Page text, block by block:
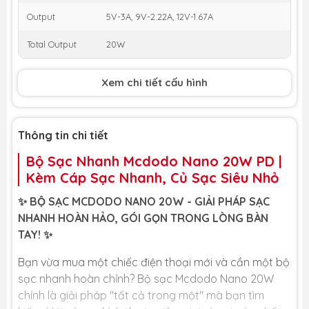
Output 5V-3A, 9V-2.22A, 12V-1.67A
Total Output 20W
Xem chi tiết cấu hình
Thông tin chi tiết
Bộ Sạc Nhanh Mcdodo Nano 20W PD |
Kèm Cáp Sạc Nhanh, Củ Sạc Siêu Nhỏ
✨ BỘ SẠC MCDODO NANO 20W - GIẢI PHÁP SẠC
NHANH HOÀN HẢO, GÓI GỌN TRONG LÒNG BÀN
TAY! ✨
Bạn vừa mua một chiếc điện thoại mới và cần một bộ
sạc nhanh hoàn chỉnh? Bộ sạc Mcdodo Nano 20W
chính là giải pháp "tất cả trong một" mà bạn tìm